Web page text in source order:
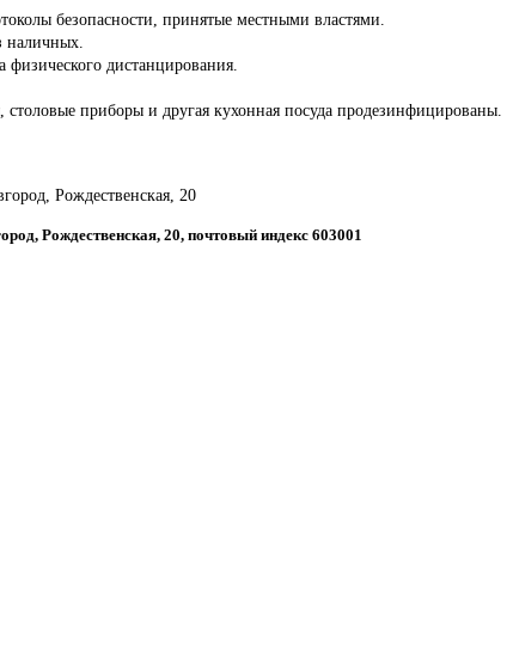
безопасности, принятые местными властями.
наличных.
дистанцирования.
столовые приборы и другая кухонная посуда продезинфицированы.
Рождественская, 20
Рождественская, 20, почтовый индекс 603001